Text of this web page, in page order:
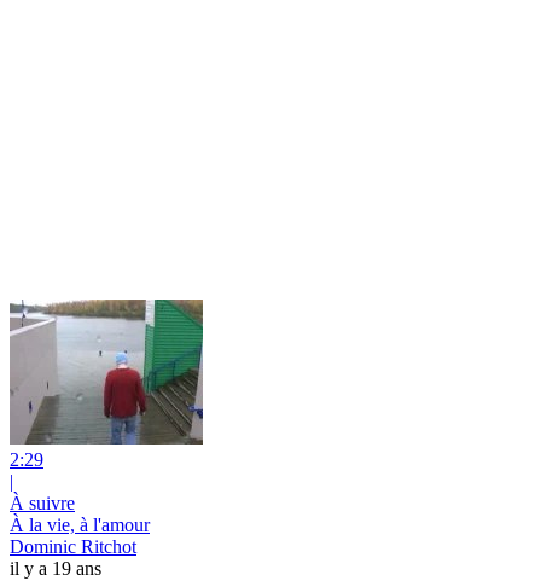
2:29
|
À suivre
À la vie, à l'amour
Dominic Ritchot
il y a 19 ans